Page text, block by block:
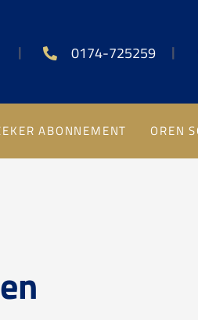
| 0174-725259 |
ABONNEMENT OREN